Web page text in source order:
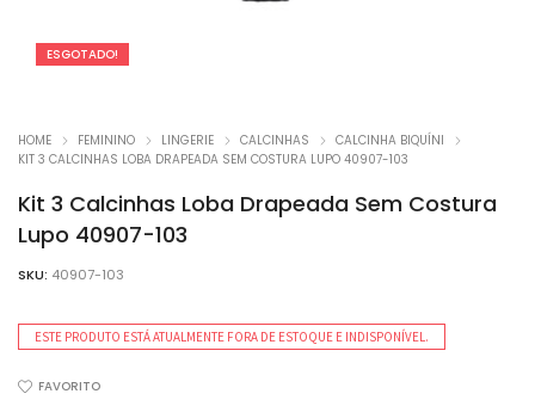
ESGOTADO!
HOME FEMININO LINGERIE CALCINHAS
CALCINHA BIQUÍNI
KIT 3 CALCINHAS LOBA DRAPEADA SEM COSTURA LUPO 40907-103
Kit 3 Calcinhas Loba Drapeada Sem Costura
Lupo 40907-103
SKU: 40907-103
ESTE PRODUTO ESTÁ ATUALMENTE FORA DE ESTOQUE E INDISPONÍVEL.
FAVORITO